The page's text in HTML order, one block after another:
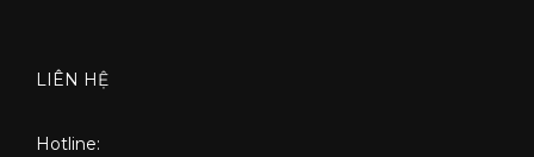
LIÊN HỆ
Hotline: